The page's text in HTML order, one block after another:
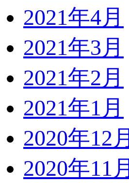
2021年4月
2021年3月
2021年2月
2021年1月
2020年12月
2020年11月